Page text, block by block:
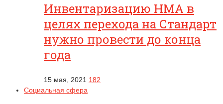
Инвентаризацию НМА в
целях перехода на Стандарт
нужно провести до конца
года
15 мая, 2021 182
Социальная сфера